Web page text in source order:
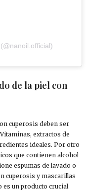
de la piel con
cuperosis deben ser
extractos de
ideales. Por otro
que contienen alcohol
espumas de lavado o
cuperosis y mascarillas
un producto crucial